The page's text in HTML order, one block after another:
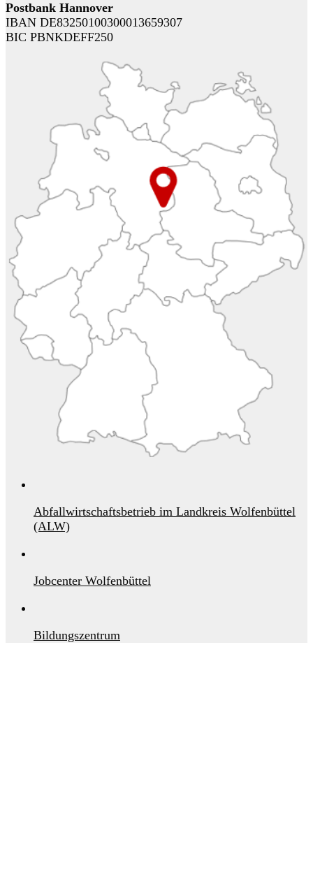
Postbank Hannover
IBAN DE83250100300013659307
BIC PBNKDEFF250
Abfallwirtschaftsbetrieb im Landkreis Wolfenbüttel
(ALW)
Jobcenter Wolfenbüttel
Bildungszentrum